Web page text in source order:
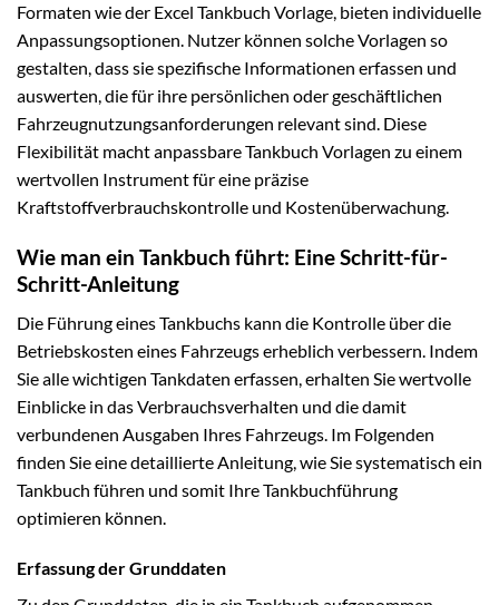
Formaten wie der Excel Tankbuch Vorlage, bieten individuelle
Anpassungsoptionen. Nutzer können solche Vorlagen so
gestalten, dass sie spezifische Informationen erfassen und
auswerten, die für ihre persönlichen oder geschäftlichen
Fahrzeugnutzungsanforderungen relevant sind. Diese
Flexibilität macht anpassbare Tankbuch Vorlagen zu einem
wertvollen Instrument für eine präzise
Kraftstoffverbrauchskontrolle und Kostenüberwachung.
Wie man ein Tankbuch führt: Eine Schritt-für-
Schritt-Anleitung
Die Führung eines Tankbuchs kann die Kontrolle über die
Betriebskosten eines Fahrzeugs erheblich verbessern. Indem
Sie alle wichtigen Tankdaten erfassen, erhalten Sie wertvolle
Einblicke in das Verbrauchsverhalten und die damit
verbundenen Ausgaben Ihres Fahrzeugs. Im Folgenden
finden Sie eine detaillierte Anleitung, wie Sie systematisch ein
Tankbuch führen und somit Ihre Tankbuchführung
optimieren können.
Erfassung der Grunddaten